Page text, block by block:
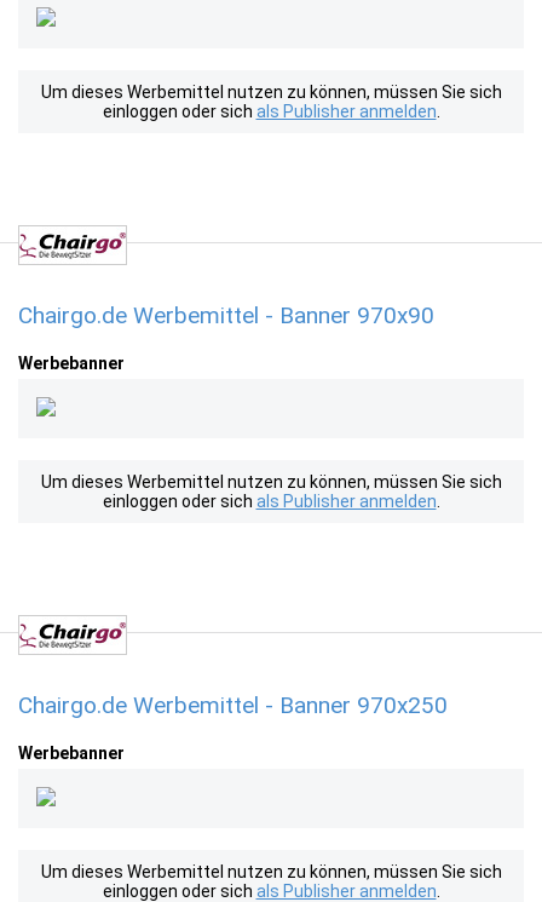
Um dieses Werbemittel nutzen zu können, müssen Sie sich
einloggen oder sich als Publisher anmelden
Chairgo.de Werbemittel - Banner 970x90
Werbebanner
Um dieses Werbemittel nutzen zu können, müssen Sie sich
einloggen oder sich als Publisher anmelden
Chairgo.de Werbemittel - Banner 970x250
Werbebanner
Um dieses Werbemittel nutzen zu können, müssen Sie sich
einloggen oder sich als Publisher anmelden